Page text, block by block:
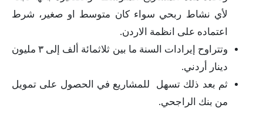
لأي نشاط ربحي سواء كان متوسط او صغير، شرط
اعتماده على انظمة الاردن.
وتتراوح إيرادات السنة ما بين ثلاثمائة ألف إلى ٣ مليون
دينار أردني.
ثم بعد ذلك تسهل للمشاريع في الحصول على تمويل
من بنك الراجحي.